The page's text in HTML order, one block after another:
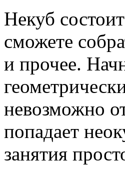
Некуб
сможете
и прочее.
невозможно
попадает
занятия